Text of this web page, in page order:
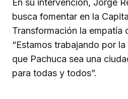
En su intervención, Jorge
busca fomentar en la
Transformación la empatía
“Estamos trabajando por
que Pachuca sea una
para todas y todos”.